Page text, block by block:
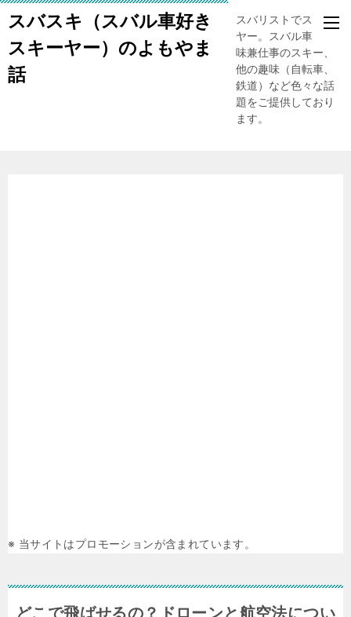
スバスキ（スバル車好き
スキーヤー）のよもやま
話
スバリストでスキー
ヤー。スバル車、趣
味兼仕事のスキー、
他の趣味（自転車、
鉄道）など色々な話
題をご提供しており
ます。
※ 当サイトはプロモーションが含まれています。
どこで飛ばせるの？ドローンと航空法につい